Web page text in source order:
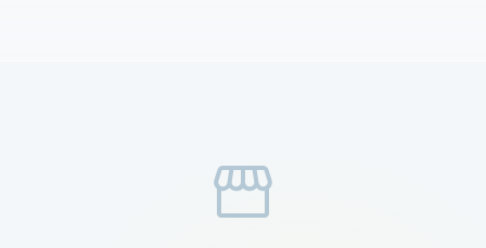
storefront